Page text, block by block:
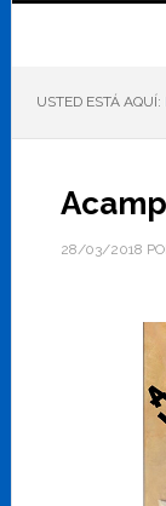
USTED ESTÁ AQUÍ:
28/03/2018